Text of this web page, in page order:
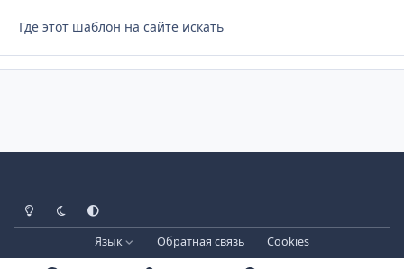
Где этот шаблон на сайте искать
Светлый режим
Тёмный режим
Системные настройки
Язык Обратная связь
Cookies
Лицензия зарегистрирована на IPBSkins.ru